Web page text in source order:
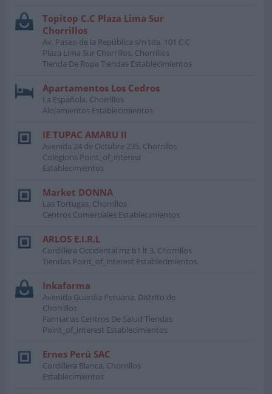
Topitop C.C Plaza Lima Sur
Chorrillos
Av. Paseo de la República s/n tda. 101 C.C
Plaza Lima Sur Chorrillos, Chorrillos
Tienda De Ropa Tiendas Establecimientos
Apartamentos Los Cedros
La Española, Chorrillos
Alojamientos Establecimientos
IE TUPAC AMARU II
Avenida 24 de Octubre 235, Chorrillos
Colegions Point_of_interest
Establecimientos
Market DONNA
Las Tortugas, Chorrillos
Centros Comerciales Establecimientos
ARLOS E.I.R.L
Cordillera Occidental mz b1 lt 3, Chorrillos
Tiendas Point_of_interest Establecimientos
Inkafarma
Avenida Guardia Peruana, Distrito de
Chorrillos
Farmacias Centros De Salud Tiendas
Point_of_interest Establecimientos
Ernes Perú SAC
Cordillera Blanca, Chorrillos
Establecimientos